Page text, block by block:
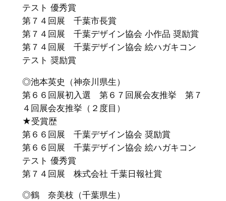
テスト 優秀賞
第７４回展 千葉市長賞
第７４回展 千葉デザイン協会 小作品 奨励賞
第７４回展 千葉デザイン協会 絵ハガキコン
テスト 奨励賞
◎池本英史（神奈川県生）
第６６回展初入選 第６７回展会友推挙 第７
４回展会友推挙（２度目）
★受賞歴
第６６回展 千葉デザイン協会 奨励賞
第６６回展 千葉デザイン協会 絵ハガキコン
テスト 優秀賞
第７４回展 株式会社 千葉日報社賞
◎鶴 奈美枝（千葉県生）